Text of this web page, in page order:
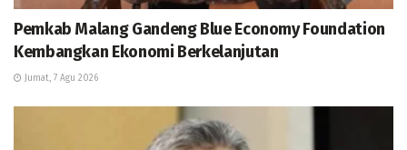
Pemkab Malang Gandeng Blue Economy Foundation
Kembangkan Ekonomi Berkelanjutan
Jumat, 7 Agu 2026